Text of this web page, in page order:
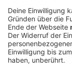
Auch
Anzeige
"Es sind